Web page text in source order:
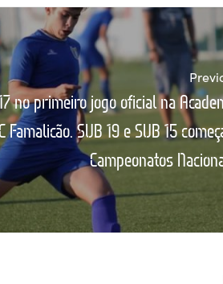
no primeiro jogo oficial na
Famalicão. SUB 19 e SUB 15
Campeonatos